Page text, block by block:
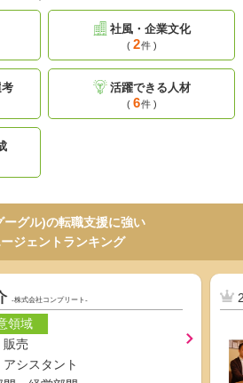
社風・企業文化
( 2件 )
活躍できる人材
( 6件 )
グル)の転職支援に強い
ジェントランキング
-株式会社コンプリート-
領域
売
シスタント